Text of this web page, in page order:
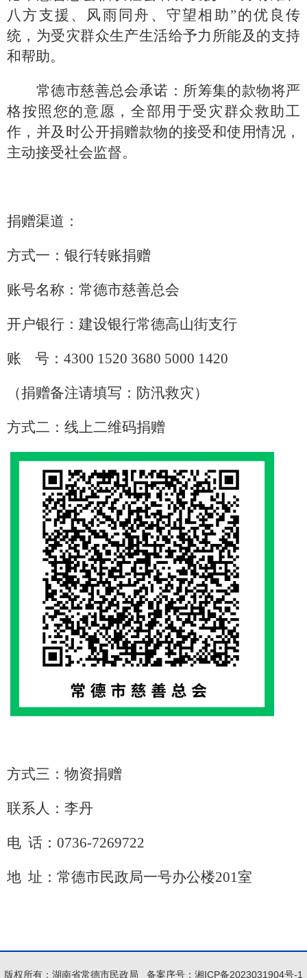
八方支援、风雨同舟、 守望相助”的优良传
统，为受灾群众生产生活给予力所能及的支持
和帮助。
常德市慈善总会承诺： 所筹集的款物将严
格按照您的意愿，全部用于受灾群众救助工
作 ， 并及时公开捐赠款物的接受和使用情况，
主动接受社会监督。
捐赠渠道 ：
方式一：银行转账捐赠
账号名称：常德市慈善总会
开户银行：建设银行常德高山街支行
账 号： 4300 1520 3680 5000 1420
（捐赠备注请填写：防汛救灾）
方式二：线上二维码捐赠
方式三：物资捐赠
联系人：李丹
电 话 ： 0736-7269722
地 址：常德市民政局一号办公楼201室
版权所有：湖南省常德市民政局 备案序号： 湘ICP备2023031904号-1